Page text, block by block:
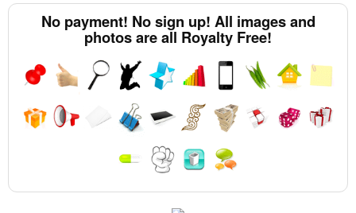
Korean Name Generator
Chinese Characters Pinyin to Hangul Reading
Words/Characters Search and Replace
Japanese Kanji Name Dictionary (How to read Japanese name)
HTML Tag Remover
English Language Study Resources and
Websites
Korean Universities and Colleges Search
Japanese Name Generator
Japanese Language Study Resources and Websites
の方と仲良く
なりたくて登
^) 年齢、性別
問わず仲良く
なりたいで..
関心のある韓
国人、イ·サ
^-^ お互いに
友達になれた
らいいなと思
います^-^ ど
うぞよろしく
お願いします
를 공부하고
있었지만 몇
년간 사용할
기회가 없어
서 많이 잊어
버렸어요…
말이나 문화
를 잊고 싶지
않아요. 그래
호연이라고
해요.^^ 일본
이 많은 만 43
세의 건전하
고 건강한 남
성입니다. 나
noejeol /Mas
chio/ 27 / Cor
こんにちは！
お互いに言語
No payment! No sign up! All images and
photos are all Royalty Free!